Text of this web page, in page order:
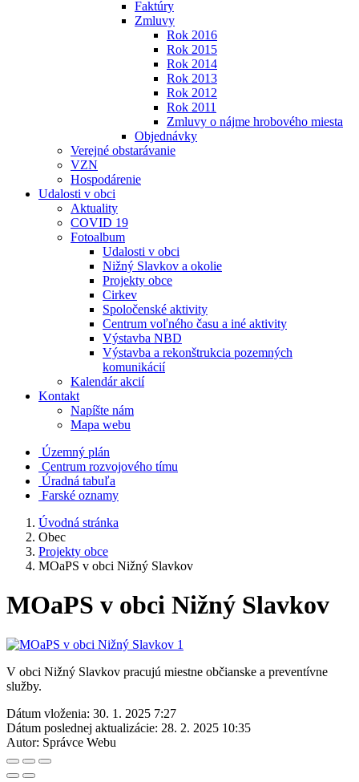
Faktúry
Zmluvy
Rok 2016
Rok 2015
Rok 2014
Rok 2013
Rok 2012
Rok 2011
Zmluvy o nájme hrobového miesta
Objednávky
Verejné obstarávanie
VZN
Hospodárenie
Udalosti v obci
Aktuality
COVID 19
Fotoalbum
Udalosti v obci
Nižný Slavkov a okolie
Projekty obce
Cirkev
Spoločenské aktivity
Centrum voľného času a iné aktivity
Výstavba NBD
Výstavba a rekonštrukcia pozemných
komunikácií
Kalendár akcií
Kontakt
Napíšte nám
Mapa webu
Územný plán
Centrum rozvojového tímu
Úradná tabuľa
Farské oznamy
Úvodná stránka
Obec
Projekty obce
MOaPS v obci Nižný Slavkov
MOaPS v obci Nižný Slavkov
V obci Nižný Slavkov pracujú miestne občianske a preventívne
služby.
Dátum vloženia: 30. 1. 2025 7:27
Dátum poslednej aktualizácie: 28. 2. 2025 10:35
Autor: Správce Webu